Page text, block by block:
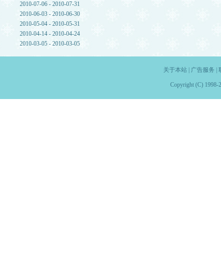
2010-07-06 - 2010-07-31
2010-06-03 - 2010-06-30
2010-05-04 - 2010-05-31
2010-04-14 - 2010-04-24
2010-03-05 - 2010-03-05
关于本站| 广告服务
Copyright (C) 1998-